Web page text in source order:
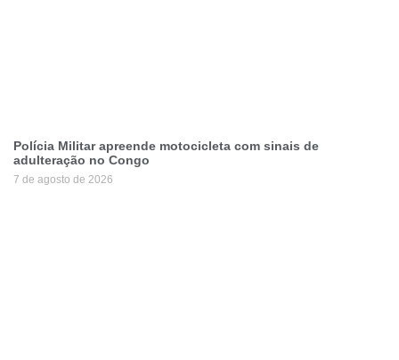
Polícia Militar apreende motocicleta com sinais de
adulteração no Congo
7 de agosto de 2026